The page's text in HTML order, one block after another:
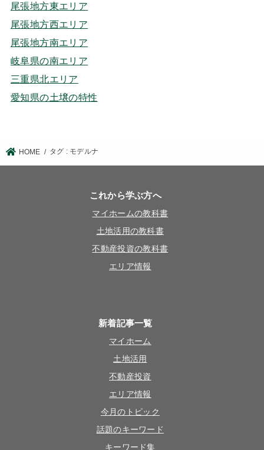
尾張地方東エリア
尾張地方西エリア
尾張地方南エリア
岐阜県の南エリア
三重県北エリア
愛知県の土壌の特性
HOME タグ : モデルナ
これから学ぶ方へ
マイホームの教科書
土地活用の教科書
不動産投資の教科書
エリア情報
新着記事一覧
マイホーム
土地活用
不動産投資
エリア情報
今月のトピック
話題のキーワード
キーワード集